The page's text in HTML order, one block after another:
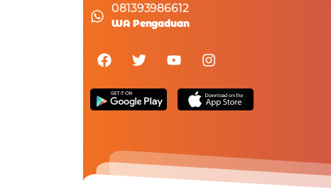
081393986612
WA Pengaduan